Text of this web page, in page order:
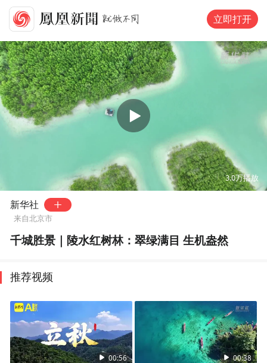
立即打开
01:05
3.0万播放
新华社
来自北京市
千城胜景｜陵水红树林：翠绿满目 生机盎然
推荐视频
00:56 00:38